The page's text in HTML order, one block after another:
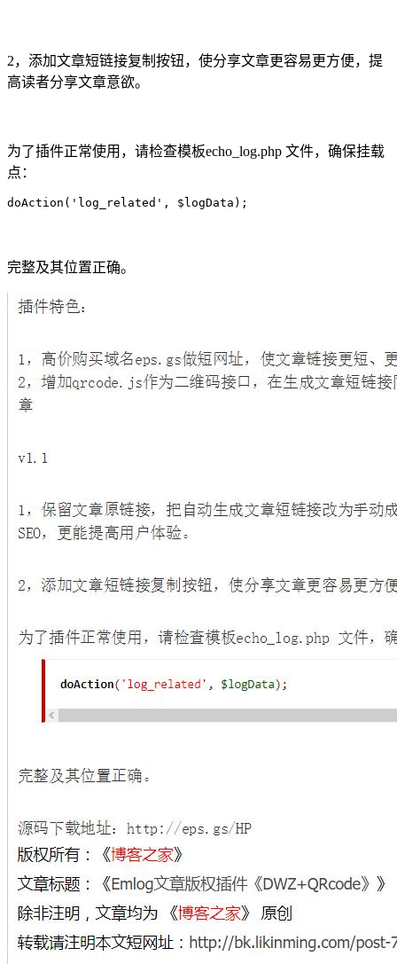
2，添加文章短链接复制按钮，使分享文章更容易更方便，提
高读者分享文章意欲。
为了插件正常使用，请检查模板echo_log.php 文件，确保挂载
点：
doAction('log_related', $logData);
完整及其位置正确。